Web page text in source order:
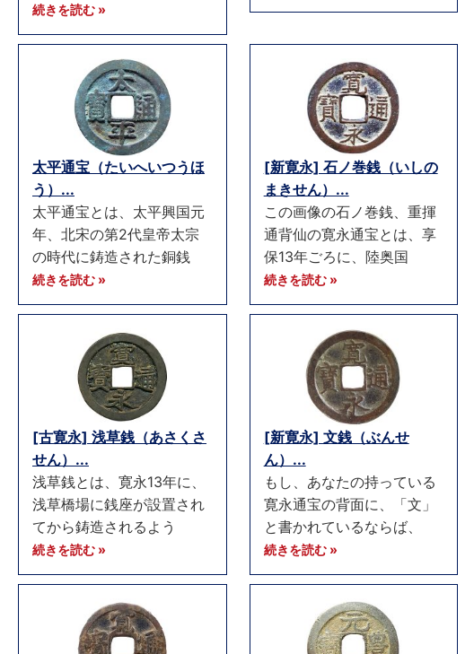
続きを読む »
太平通宝（たいへいつうほ
う）...
太平通宝とは、太平興国元
年、北宋の第2代皇帝太宗
の時代に鋳造された銅銭
続きを読む »
[新寛永] 石ノ巻銭（いしの
まきせん）...
この画像の石ノ巻銭、重揮
通背仙の寛永通宝とは、享
保13年ごろに、陸奥国
続きを読む »
[古寛永] 浅草銭（あさくさ
せん）...
浅草銭とは、寛永13年に、
浅草橋場に銭座が設置され
てから鋳造されるよう
続きを読む »
[新寛永] 文銭（ぶんせ
ん）...
もし、あなたの持っている
寛永通宝の背面に、「文」
と書かれているならば、
続きを読む »